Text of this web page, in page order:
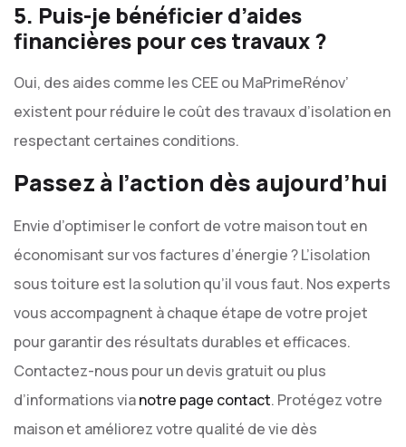
5. Puis-je bénéficier d’aides
financières pour ces travaux ?
Oui, des aides comme les CEE ou MaPrimeRénov’
existent pour réduire le coût des travaux d’isolation en
respectant certaines conditions.
Passez à l’action dès aujourd’hui
Envie d’optimiser le confort de votre maison tout en
économisant sur vos factures d’énergie ? L’isolation
sous toiture est la solution qu’il vous faut. Nos experts
vous accompagnent à chaque étape de votre projet
pour garantir des résultats durables et efficaces.
Contactez-nous pour un devis gratuit ou plus
d’informations vianotre page contact. Protégez votre
maison et améliorez votre qualité de vie dès